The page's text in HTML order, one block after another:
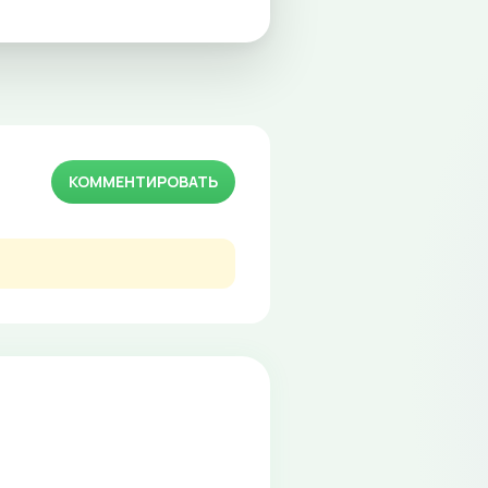
КОММЕНТИРОВАТЬ